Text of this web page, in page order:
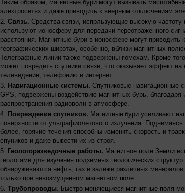
Таким образом, магнитные бури могут вызывать
электросетях и даже приводить к веерным отключениям
Связь. Средства связи, испрльзующие высокую частоту
используют ионосферу для передачи переотраженного
расстояния. Магнитные бури в ионосфере могут
географических широтах, особенно, вблизи магнитных
Телеграфные линии также подвержены помехам. Кроме
может повредить спутники связи, что оказывает эффект на
телевидение, телефонию и интернет.
Навигационные системы. Спутниковые навигационные
GPS, подвержены воздействию магнитных бурь, благодаря
распространения радиоволн в атмосфере.
Повреждение спутников. Магнитные бури усиливают
поверхности от ультрафиолетового излучения.
более, горячие течения способны изменить скорость и
спуников и даже вывести их из строя.
Геологоразведочные работы. Магнитное поле Земли
геологами для изучения подземных геологических
обнаруживаются нефть, газ и залежи различных
только при невозмущенном магнитном поле.
Трубопроводы. Быстро меняющиеся магнитные поля